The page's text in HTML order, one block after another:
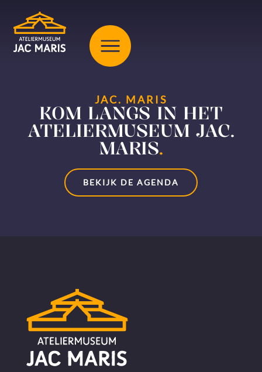
JAC. MARIS
KOM LANGS IN HET
ATELIERMUSEUM JAC.
MARIS.
BEKIJK DE AGENDA